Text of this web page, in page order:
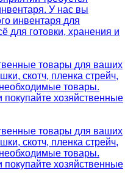
У нас вы
инвентаря для
для готовки, хранения и
товары для ваших
скотч, пленка стрейч,
товары.
хозяйственные
товары для ваших
скотч, пленка стрейч,
товары.
хозяйственные